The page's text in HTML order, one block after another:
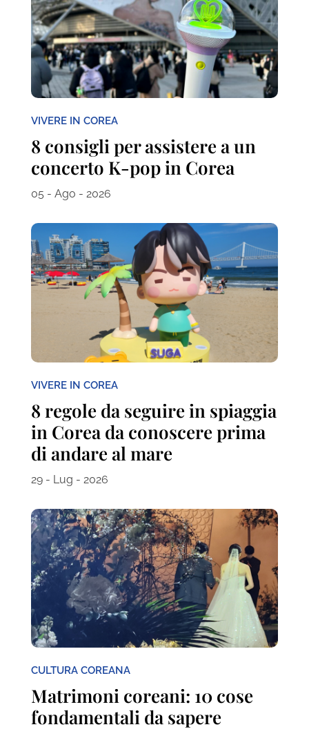
VIVERE IN COREA
8 consigli per assistere a un
concerto K-pop in Corea
05 - Ago - 2026
VIVERE IN COREA
8 regole da seguire in spiaggia
in Corea da conoscere prima
di andare al mare
29 - Lug - 2026
CULTURA COREANA
Matrimoni coreani: 10 cose
fondamentali da sapere